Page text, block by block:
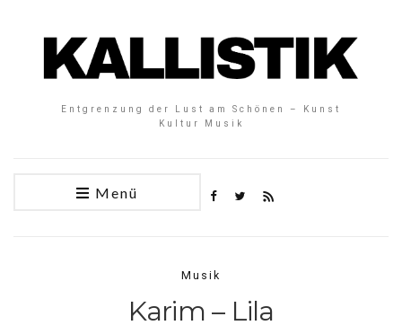
Entgrenzung der Lust am Schönen – Kunst
Kultur Musik
Menü
Musik
Karim – Lila